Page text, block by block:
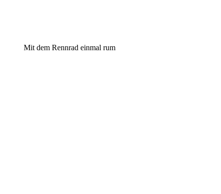
Mit dem Rennrad einmal rum